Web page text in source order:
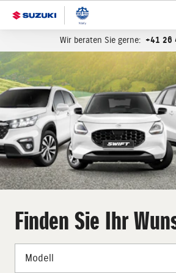
Wir beraten Sie gerne: +41 26
Finden Sie Ihr
Modell